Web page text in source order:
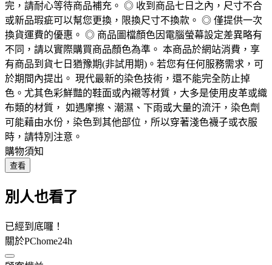
完，請耐心等待商品補充。 ◎ 收到商品七日之內，尺寸不合
或新品瑕疵可以幫您更換，限換尺寸不換款。 ◎ 僅提供一次
換貨運費的優惠。 ◎ 商品圖檔顏色因電腦螢幕設定差異略有
不同，請以實際購買商品顏色為準。 本商品於網站消費，享
有商品到貨七日猶豫期(非試用期)。若您有任何服務需求，可
於期間內提出。 現代最新的染色技術，還不能完全防止掉
色。尤其色彩鮮豔的鞋面或內襯等材質，大多是使用皮革或織
布類的材質， 如遇摩擦、潮濕、下雨或大量的流汗，染色劑
可能藉由水份，染色到其他部位，所以穿著淺色襪子或衣服
時，請特別注意。
購物須知
查看
別人也看了
已經到底囉！
關於PChome24h